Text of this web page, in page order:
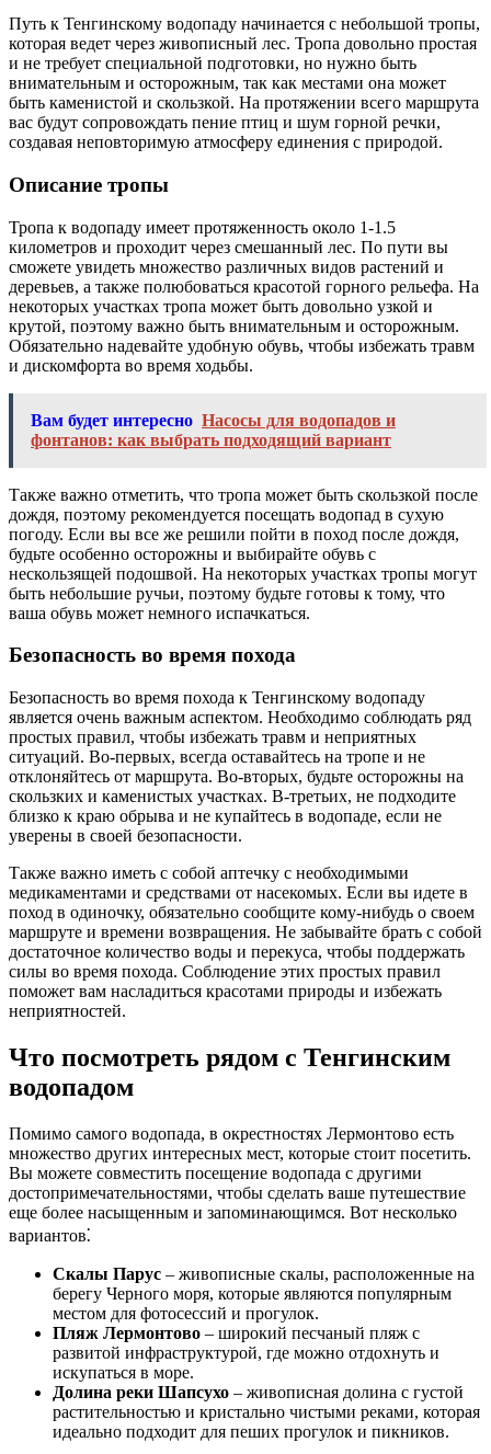
Путь к Тенгинскому водопаду начинается с небольшой тропы,
которая ведет через живописный лес. Тропа довольно простая
и не требует специальной подготовки, но нужно быть
внимательным и осторожным, так как местами она может
быть каменистой и скользкой. На протяжении всего маршрута
вас будут сопровождать пение птиц и шум горной речки,
создавая неповторимую атмосферу единения с природой.
Описание тропы
Тропа к водопаду имеет протяженность около 1-1.5
километров и проходит через смешанный лес. По пути вы
сможете увидеть множество различных видов растений и
деревьев, а также полюбоваться красотой горного рельефа. На
некоторых участках тропа может быть довольно узкой и
крутой, поэтому важно быть внимательным и осторожным.
Обязательно надевайте удобную обувь, чтобы избежать травм
и дискомфорта во время ходьбы.
Вам будет интересно Насосы для водопадов и
фонтанов: как выбрать подходящий вариант
Также важно отметить, что тропа может быть скользкой после
дождя, поэтому рекомендуется посещать водопад в сухую
погоду. Если вы все же решили пойти в поход после дождя,
будьте особенно осторожны и выбирайте обувь с
нескользящей подошвой. На некоторых участках тропы могут
быть небольшие ручьи, поэтому будьте готовы к тому, что
ваша обувь может немного испачкаться.
Безопасность во время похода
Безопасность во время похода к Тенгинскому водопаду
является очень важным аспектом. Необходимо соблюдать ряд
простых правил, чтобы избежать травм и неприятных
ситуаций. Во-первых, всегда оставайтесь на тропе и не
отклоняйтесь от маршрута. Во-вторых, будьте осторожны на
скользких и каменистых участках. В-третьих, не подходите
близко к краю обрыва и не купайтесь в водопаде, если не
уверены в своей безопасности.
Также важно иметь с собой аптечку с необходимыми
медикаментами и средствами от насекомых. Если вы идете в
поход в одиночку, обязательно сообщите кому-нибудь о своем
маршруте и времени возвращения. Не забывайте брать с собой
достаточное количество воды и перекуса, чтобы поддержать
силы во время похода. Соблюдение этих простых правил
поможет вам насладиться красотами природы и избежать
неприятностей.
Что посмотреть рядом с Тенгинским
водопадом
Помимо самого водопада, в окрестностях Лермонтово есть
множество других интересных мест, которые стоит посетить.
Вы можете совместить посещение водопада с другими
достопримечательностями, чтобы сделать ваше путешествие
еще более насыщенным и запоминающимся. Вот несколько
вариантов⁚
Скалы Парус – живописные скалы, расположенные на
берегу Черного моря, которые являются популярным
местом для фотосессий и прогулок.
Пляж Лермонтово – широкий песчаный пляж с
развитой инфраструктурой, где можно отдохнуть и
искупаться в море.
Долина реки Шапсухо – живописная долина с густой
растительностью и кристально чистыми реками, которая
идеально подходит для пеших прогулок и пикников.